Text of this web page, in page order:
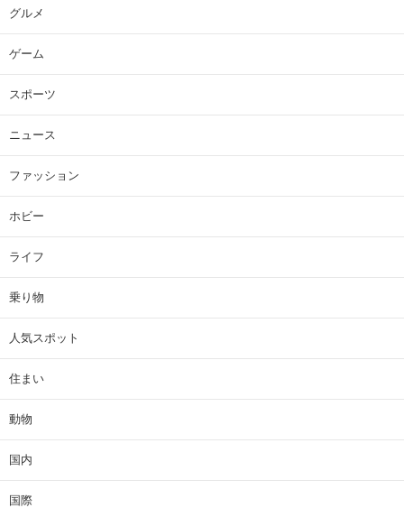
グルメ
ゲーム
スポーツ
ニュース
ファッション
ホビー
ライフ
乗り物
人気スポット
住まい
動物
国内
国際